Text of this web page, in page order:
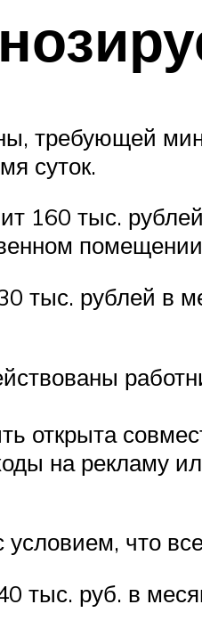
требующей
суток.
160 тыс.
тыс. рублей в
открыта
на рекламу
что
тыс. руб. в